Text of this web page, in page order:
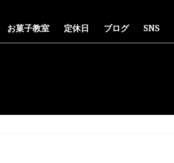
お菓子教室 定休日 ブログ SNS